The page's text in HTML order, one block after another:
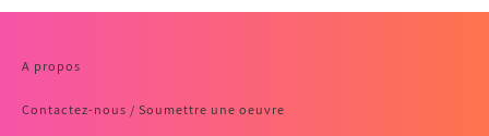
A propos
Contactez-nous / Soumettre une oeuvre